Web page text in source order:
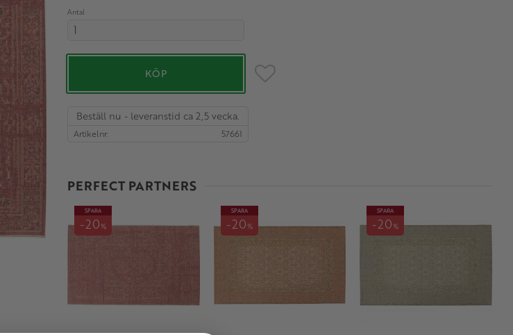
Antal
KÖP Lägg till i favoriter
Beställ nu - leveranstid ca 2,5 vecka.
Artikelnr 57661
PERFECT PARTNERS
SPARA
20%
SPARA
20%
SPARA
20%